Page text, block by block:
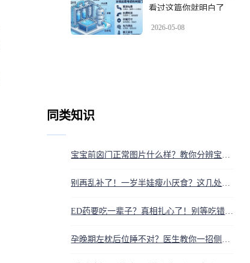
看过这篇你就明白了
2026-05-08
同类知识